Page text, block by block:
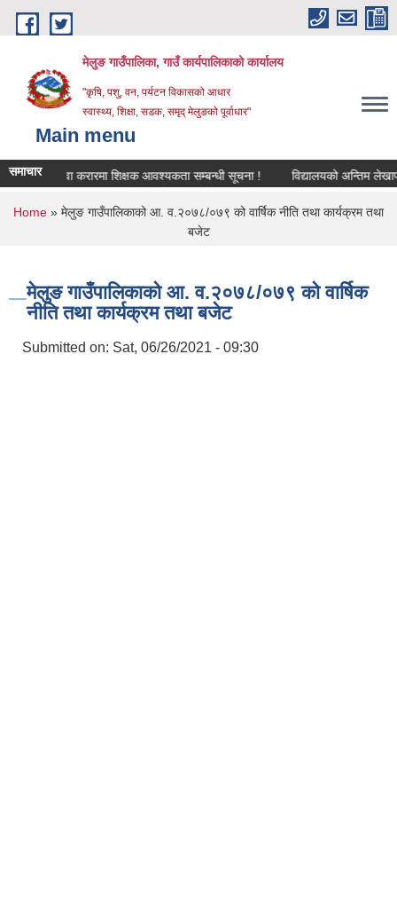
Skip to main content
मेलुङ गाउँपालिका, गाउँ कार्यपालिकाको कार्यालय
"कृषि, पशु, वन, पर्यटन विकासको आधार
स्वास्थ्य, शिक्षा, सडक, समृद् मेलुङको पूर्वाधार"
Main menu
समाचारसेवा करारमा शिक्षक आवश्‍यकता सम्बन्धी सूचना ! विद्यालयको अन्तिम
You are here
Home » मेलुङ गाउँपालिकाको आ. व.२०७८/०७९ को वार्षिक नीति तथा कार्यक्रम तथा
बजेट
मेलुङ गाउँपालिकाको आ. व.२०७८/०७९ को वार्षिक
नीति तथा कार्यक्रम तथा बजेट
Submitted on: Sat, 06/26/2021 - 09:30